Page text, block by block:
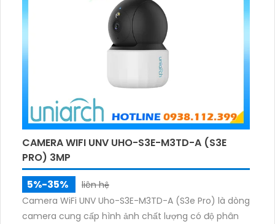
CAMERA WIFI UNV UHO-S3E-M3TD-A (S3E
PRO) 3MP
5%-35%
liên hệ
Camera WiFi UNV Uho-S3E-M3TD-A (S3e Pro) là dòng
camera cung cấp hình ảnh chất lượng có độ phân